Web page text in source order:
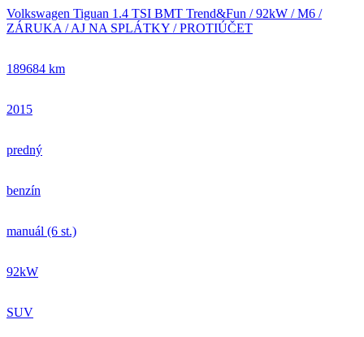
Volkswagen Tiguan 1.4 TSI BMT Trend&Fun / 92kW / M6 /
ZÁRUKA / AJ NA SPLÁTKY / PROTIÚČET
189684 km
2015
predný
benzín
manuál (6 st.)
92kW
SUV